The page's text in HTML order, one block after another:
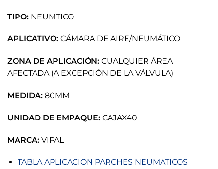
TIPO: NEUMTICO
APLICATIVO: CÁMARA DE AIRE/NEUMÁTICO
ZONA DE APLICACIÓN: CUALQUIER ÁREA
AFECTADA (A EXCEPCIÓN DE LA VÁLVULA)
MEDIDA: 80MM
UNIDAD DE EMPAQUE: CAJAX40
MARCA: VIPAL
TABLA APLICACION PARCHES NEUMATICOS